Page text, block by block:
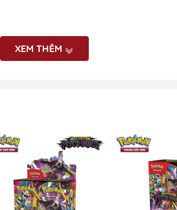
XEM THÊM